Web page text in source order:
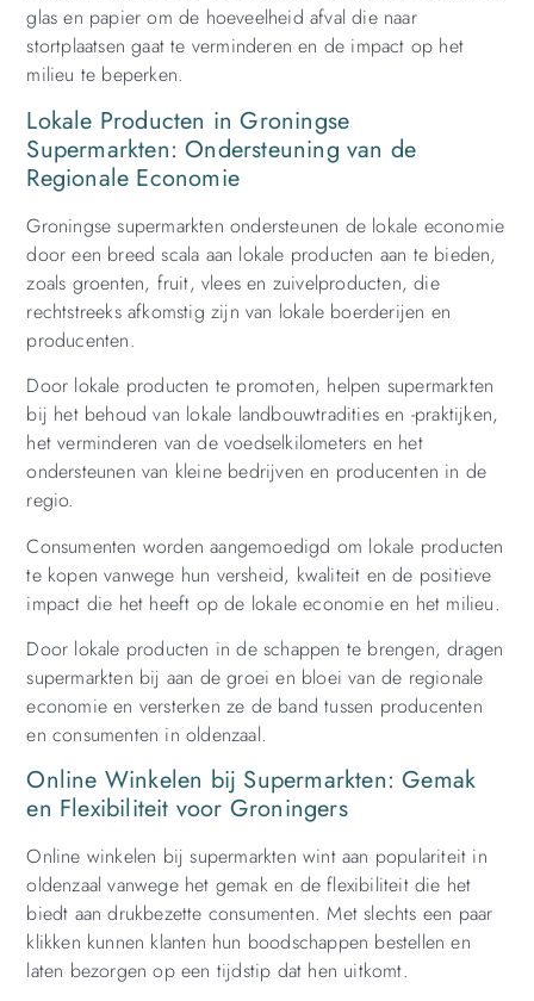
glas en papier om de hoeveelheid afval die naar
stortplaatsen gaat te verminderen en de impact op het
milieu te beperken.
Lokale Producten in Groningse
Supermarkten: Ondersteuning van de
Regionale Economie
Groningse supermarkten ondersteunen de lokale economie
door een breed scala aan lokale producten aan te bieden,
zoals groenten, fruit, vlees en zuivelproducten, die
rechtstreeks afkomstig zijn van lokale boerderijen en
producenten.
Door lokale producten te promoten, helpen supermarkten
bij het behoud van lokale landbouwtradities en -praktijken,
het verminderen van de voedselkilometers en het
ondersteunen van kleine bedrijven en producenten in de
regio.
Consumenten worden aangemoedigd om lokale producten
te kopen vanwege hun versheid, kwaliteit en de positieve
impact die het heeft op de lokale economie en het milieu.
Door lokale producten in de schappen te brengen, dragen
supermarkten bij aan de groei en bloei van de regionale
economie en versterken ze de band tussen producenten
en consumenten in oldenzaal.
Online Winkelen bij Supermarkten: Gemak
en Flexibiliteit voor Groningers
Online winkelen bij supermarkten wint aan populariteit in
oldenzaal vanwege het gemak en de flexibiliteit die het
biedt aan drukbezette consumenten. Met slechts een paar
klikken kunnen klanten hun boodschappen bestellen en
laten bezorgen op een tijdstip dat hen uitkomt.